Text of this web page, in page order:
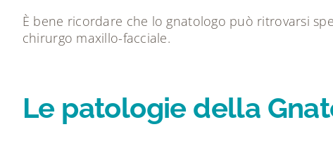
È bene ricordare che lo gnatologo può ritrovarsi
chirurgo maxillo-facciale.
Le patologie della